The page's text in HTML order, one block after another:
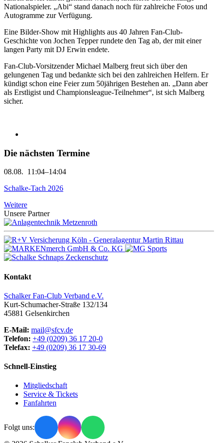
Nationalspieler. „Abi“ stand danach noch für zahlreiche Fotos und
Autogramme zur Verfügung.
Eine Bilder-Show mit Highlights aus 40 Jahren Fan-Club-
Geschichte von Jochen Tepper rundete den Tag ab, der mit einer
langen Party mit DJ Erwin endete.
Fan-Club-Vorsitzender Michael Malberg freut sich über den
gelungenen Tag und bedankte sich bei den zahlreichen Helfern. Er
kündigt schon eine Feier zum 50jährigen Bestehen an. „Dann aber
als Erstligist und Championsleague-Teilnehmer“, ist sich Malberg
sicher.
Die nächsten Termine
08.08. 11:04–14:04
Schalke-Tach 2026
Weitere
Unsere Partner
Kontakt
Schalker Fan-Club Verband e.V.
Kurt-Schumacher-Straße 132/134
45881 Gelsenkirchen
E-Mail: mail@sfcv.de
Telefon: +49 (0209) 36 17 20-0
Telefax: +49 (0209) 36 17 30-69
Schnell-Einstieg
Mitgliedschaft
Service & Tickets
Fanfahrten
Folgt uns: